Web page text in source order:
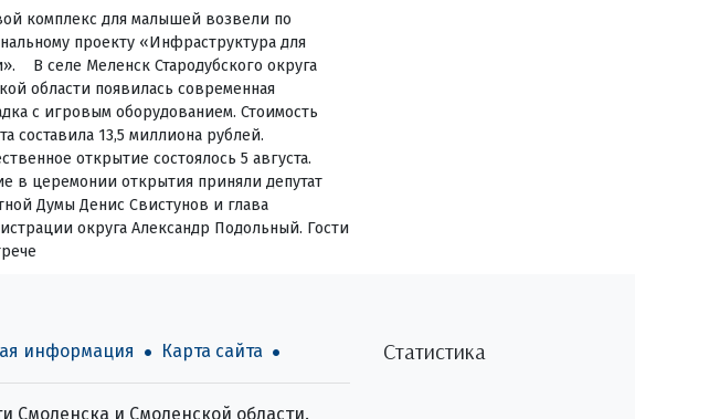
комплекс для малышей возвели по
проекту «Инфраструктура для
В селе Меленск Стародубского округа
области появилась современная
с игровым оборудованием. Стоимость
составила 13,5 миллиона рублей.
открытие состоялось 5 августа.
в церемонии открытия приняли депутат
Думы Денис Свистунов и глава
округа Александр Подольный. Гости
информация Карта сайта
Смоленска и Смоленской области.
Статистика